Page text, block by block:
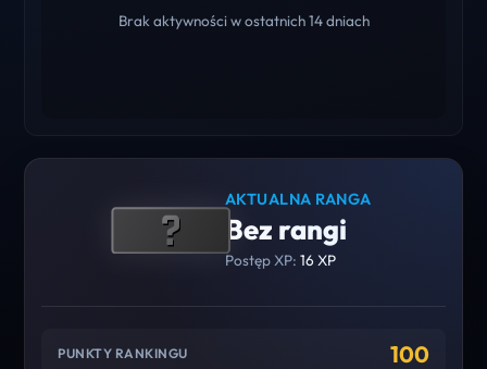
Brak aktywności w ostatnich 14 dniach
AKTUALNA RANGA
Bez rangi
Postęp XP: 16 XP
PUNKTY RANKINGU 100